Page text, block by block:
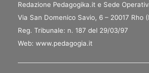
Redazione Pedagogika.it e Sede
Via San Domenico Savio, 6 – 20017 Rho
Reg. Tribunale: n. 187 del 29/03/97
Web: www.pedagogia.it